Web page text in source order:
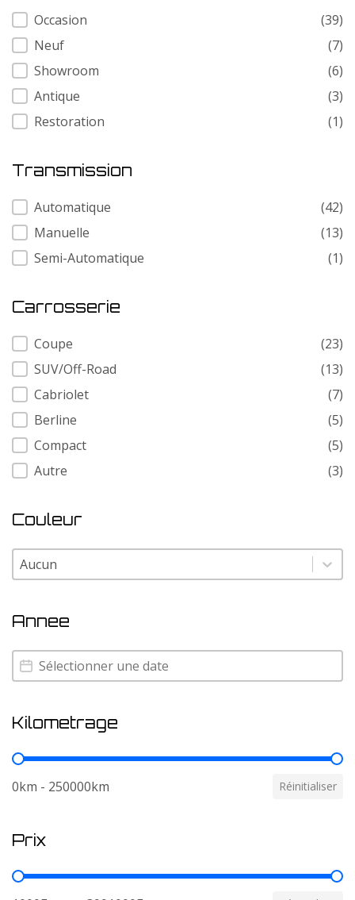
Condition
Occasion
(39)
Neuf
(7)
Showroom
(6)
Antique
(3)
Restoration
(1)
Transmission
Transmission
Automatique
(42)
Manuelle
(13)
Semi-Automatique
(1)
Carrosserie
Carrosserie
Coupe
(23)
SUV/Off-Road
(13)
Cabriolet
(7)
Berline
(5)
Compact
(5)
Autre
(3)
Couleur
Couleur
Couleur
Annee
Annee
Annee
Kilometrage
Kilometrage
0km - 250000km Réinitialiser
Prix
Prix